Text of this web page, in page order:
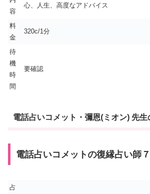
容
心、人生、高度なアドバイス
料
金
320c/1分
待
機
時
間
要確認
電話占いコメット・彌恩(ミオン) 先生
電話占いコメットの復縁占い師
占